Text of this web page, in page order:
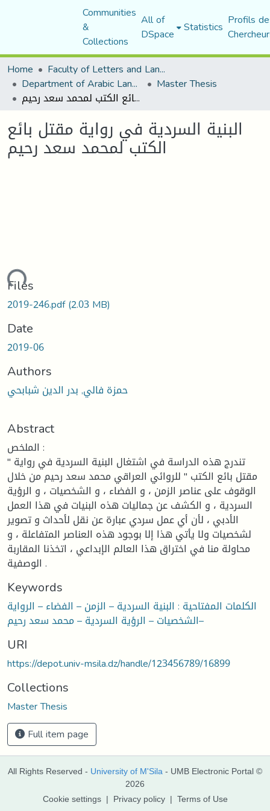
Communities
&
Collections
All of
DSpace Statistics Profils
Home
Faculty of Letters and Languages
Department of Arabic Language and Literature Master Thesis
البنية السردية في رواية مقتل بائع الكتب لمحمد سعد رحيم
البنية السردية في رواية مقتل بائع
الكتب لمحمد سعد رحيم
Files
2019-246.pdf(2.03 MB)
Date
2019-06
Authors
حمزة فالي, بدر الدين شبابحي
Abstract
الملخص :
تندرج هذه الدراسة في اشتغال البنية السردية في رواية "
مقتل بائع الكتب " للروائي العراقي محمد سعد رحيم من خلال
الوقوف على عناصر الزمن ، و الفضاء ، و الشخصيات ، و الرؤية
السردية ، و الكشف عن جماليات هذه البنيات في هذا العمل
الأدبي ، لأن أي عمل سردي عبارة عن نقل لأحداث و تصوير
لشخصيات ولا يأتي هذا إلا بوجود هذه العناصر المتفاعلة ، و
محاولة منا في اختراق هذا العالم الإبداعي ، اتخذنا المقاربة
الوصفية .
Keywords
الكلمات المفتاحية : البنية السردية – الزمن – الفضاء – الرواية
–الشخصيات – الرؤية السردية – محمد سعد رحيم
URI
https://depot.univ-msila.dz/handle/123456789/16899
Collections
Master Thesis
Full item page
All Rights Reserved - University of M'Sila - UMB Electronic Portal ©
2026
Cookie settings | Privacy policy | Terms of Use